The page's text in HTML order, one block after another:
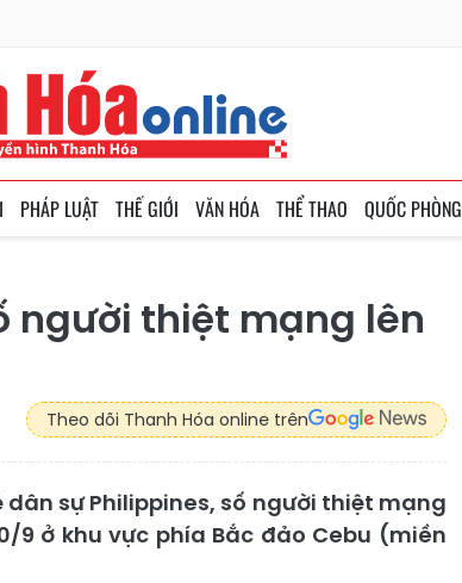
PHÁP LUẬT THẾ GIỚI VĂN HÓA THỂ THAO QUỐC PHÒNG
người thiệt mạng lên
Theo dõi Thanh Hóa online trên
sự Philippines, số người thiệt mạng
ở khu vực phía Bắc đảo Cebu (miền